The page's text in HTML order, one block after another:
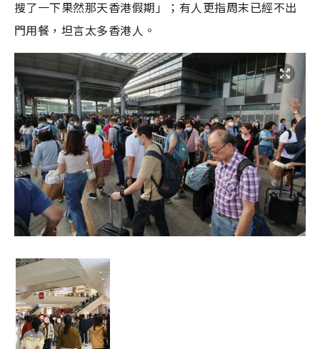
搜了一下果然那天香港假期」；有人更指周末已經不出
門用餐，坦言太多香港人。